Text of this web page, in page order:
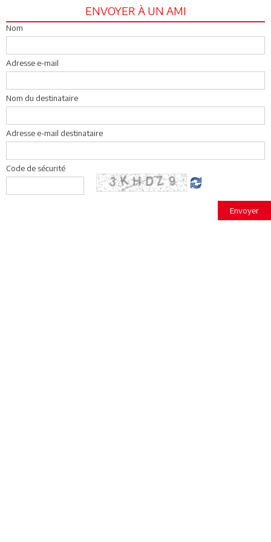
ENVOYER À UN AMI
Nom
Adresse e-mail
Nom du destinataire
Adresse e-mail destinataire
Code de sécurité
Envoyer